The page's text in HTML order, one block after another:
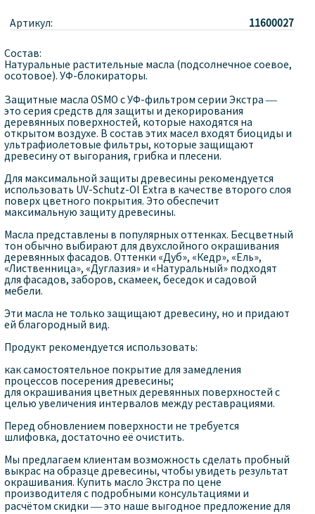
Артикул: 11600027
Состав:
Натуральные растительные масла (подсолнечное соевое,
осотовое). УФ-блокираторы.
Защитные масла OSMO с УФ-фильтром серии Экстра —
это серия средств для защиты и декорирования
деревянных поверхностей, которые находятся на
открытом воздухе. В состав этих масел входят биоциды и
ультрафиолетовые фильтры, которые защищают
древесину от выгорания, грибка и плесени.
Для максимальной защиты древесины рекомендуется
использовать UV-Schutz-Ol Extra в качестве второго слоя
поверх цветного покрытия. Это обеспечит
максимальную защиту древесины.
Масла представлены в популярных оттенках. Бесцветный
тон обычно выбирают для двухслойного окрашивания
деревянных фасадов. Оттенки «Дуб», «Кедр», «Ель»,
«Лиственница», «Дуглазия» и «Натуральный» подходят
для фасадов, заборов, скамеек, беседок и садовой
мебели.
Эти масла не только защищают древесину, но и придают
ей благородный вид.
Продукт рекомендуется использовать:
как самостоятельное покрытие для замедления
процессов посерения древесины;
для окрашивания цветных деревянных поверхностей с
целью увеличения интервалов между реставрациями.
Перед обновлением поверхности не требуется
шлифовка, достаточно её очистить.
Мы предлагаем клиентам возможность сделать пробный
выкрас на образце древесины, чтобы увидеть результат
окрашивания. Купить масло Экстра по цене
производителя с подробными консультациями и
расчётом скидки — это наше выгодное предложение для